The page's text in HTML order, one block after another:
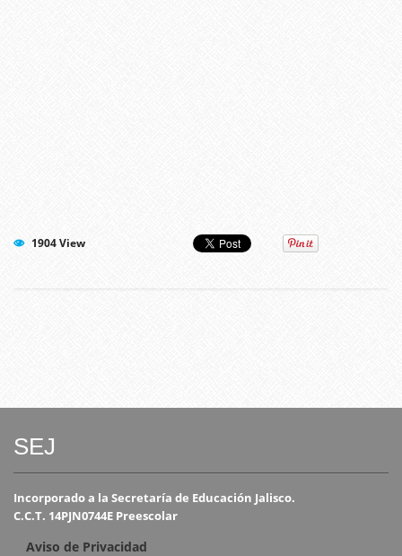
1904 View
SEJ
Incorporado a la Secretaría de Educación Jalisco.
C.C.T. 14PJN0744E Preescolar
Aviso de Privacidad